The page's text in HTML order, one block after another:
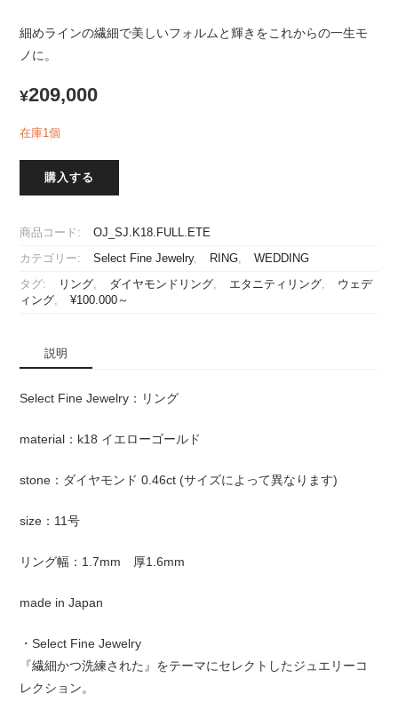
細めラインの繊細で美しいフォルムと輝きをこれからの一生モ
ノに。
¥209,000
在庫1個
購入する
商品コード: OJ_SJ.K18.FULL.ETE
カテゴリー: Select Fine Jewelry, RING, WEDDING
タグ: リング, ダイヤモンドリング, エタニティリング,
ウェデ
ィング, ¥100.000～
説明
Select Fine Jewelry：リング
material：k18 イエローゴールド
stone：ダイヤモンド 0.46ct (サイズによって異なります)
size：11号
リング幅：1.7mm 厚1.6mm
made in Japan
・Select Fine Jewelry
『繊細かつ洗練された』をテーマにセレクトしたジュエリーコ
レクション。